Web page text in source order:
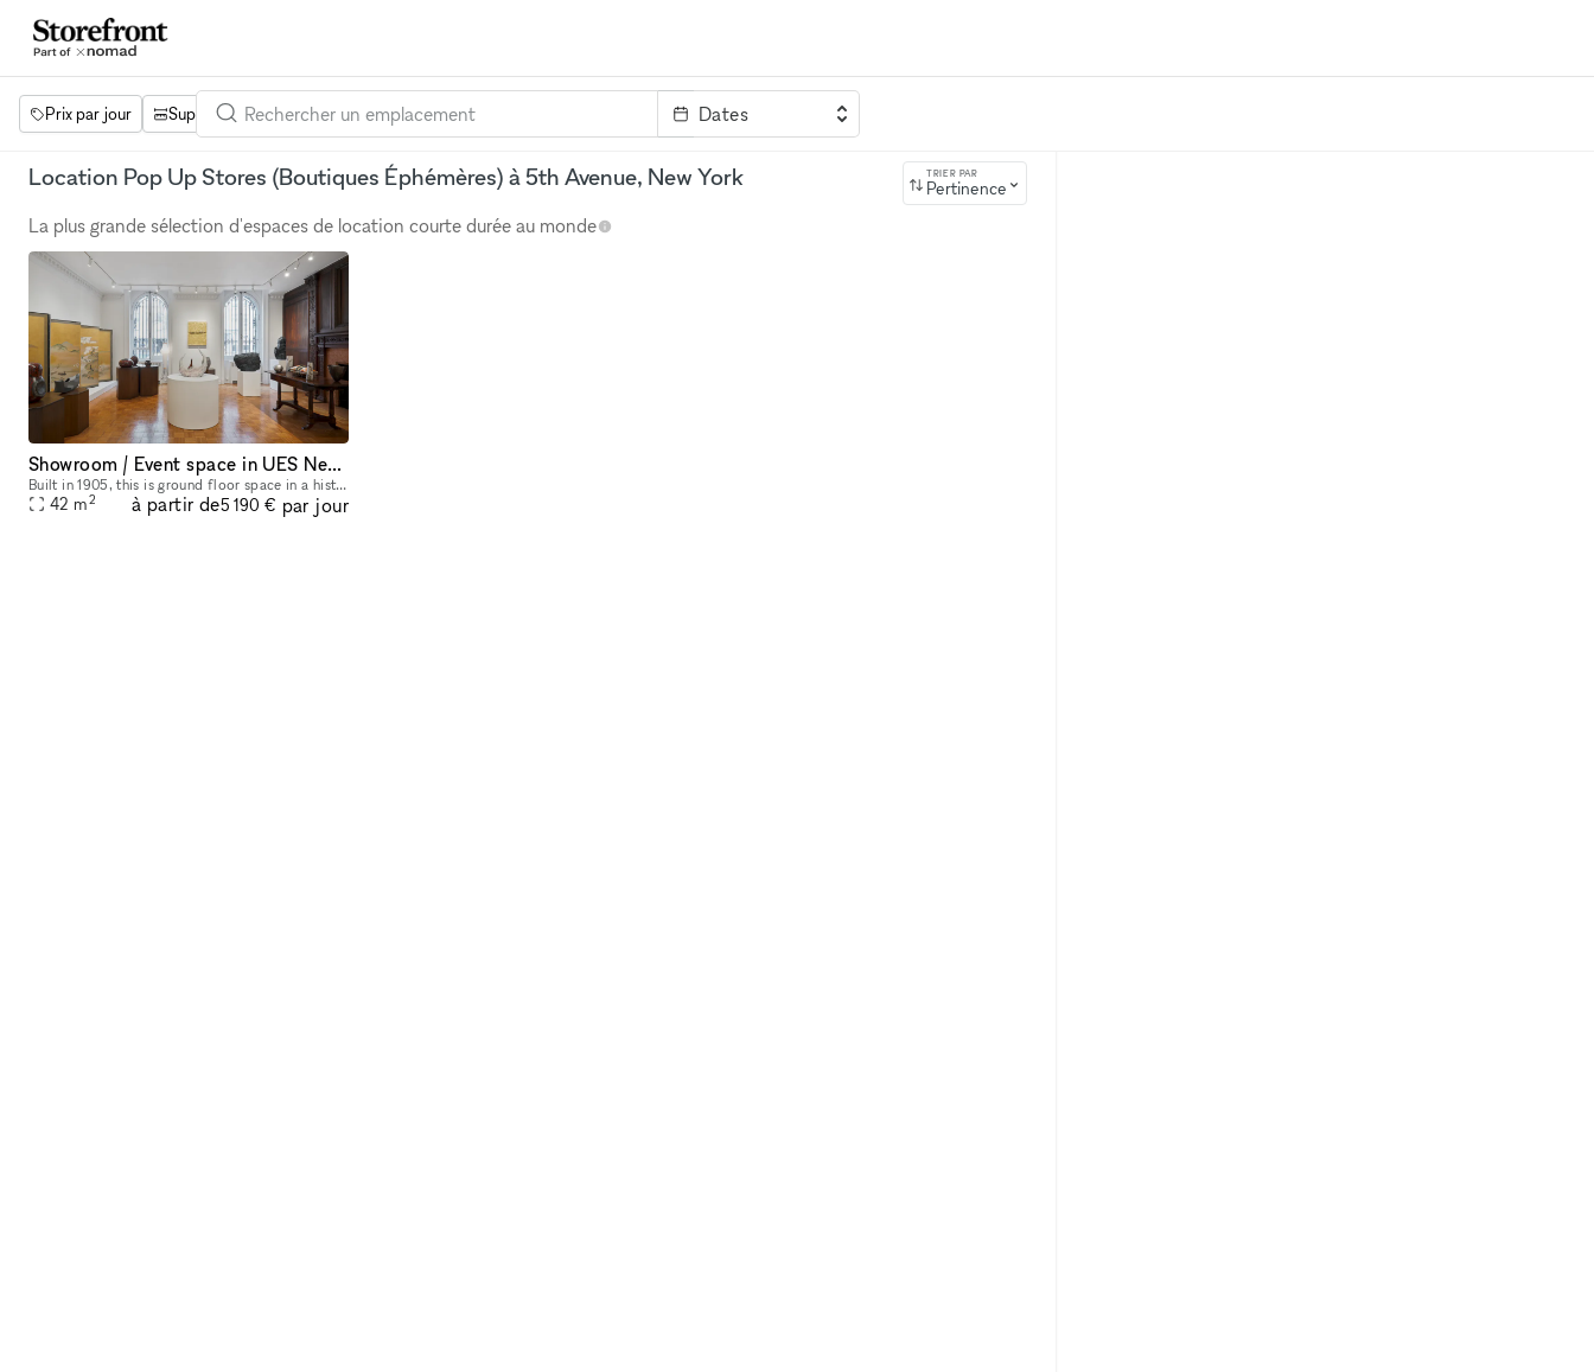
Dates
Prix par jour Superficie Projets Équipements
Location Pop Up Stores (Boutiques Éphémères) à 5th Avenue, New York TRIER PAR
Pertinence
La plus grande sélection d'espaces de location courte durée au monde
Showroom / Event space in UES New York City
Built in 1905, this is ground floor space in a historic landmark designed by Warren and Wetmore in Neo-Georgian style. Keeping design elements from its original the space offers an elegant and luxury
42 m2 à partir de5 190 € par jour